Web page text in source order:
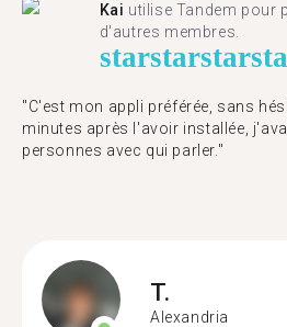
Kai utilise Tandem pour
d'autres membres.
starstarstar
"C'est mon appli préférée, sans
minutes après l'avoir installée,
personnes avec qui parler."
T.
Alexandria